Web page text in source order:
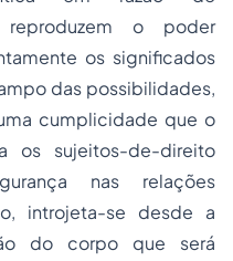
o poder
os significados
das possibilidades,
cumplicidade que o
os sujeitos-de-direito
nas relações
introjeta-se desde a
do corpo que será